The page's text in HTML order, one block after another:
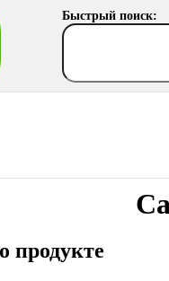
Быстрый поиск:
продукте